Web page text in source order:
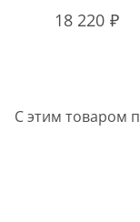
18 220
С этим товаром